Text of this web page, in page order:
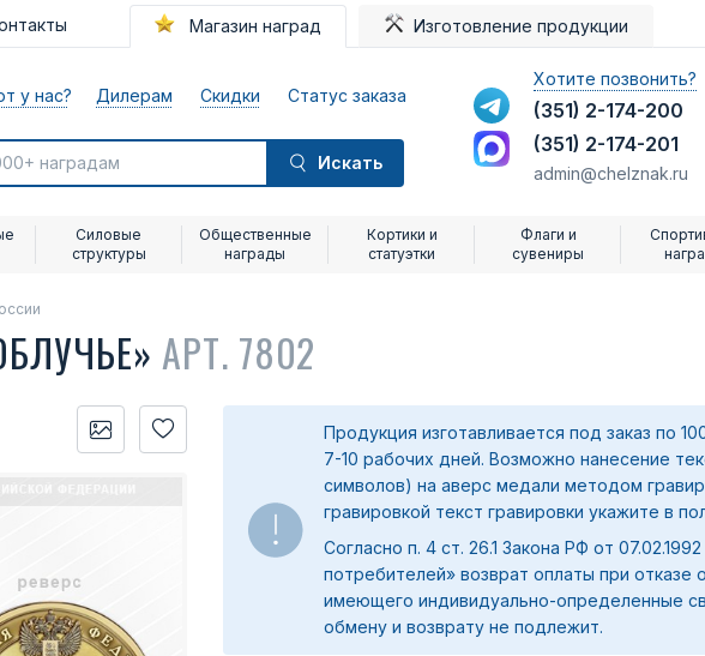
Магазин наград Изготовление продукции
у нас? Дилерам Скидки Статус заказа
Искать
Хотите позвонить?
(351) 2-174-200
(351) 2-174-201
admin@chelznak.ru
Силовые
структуры
Общественные
награды
Кортики и
статуэтки
Флаги и
сувениры
АРТ. 7802
Продукция изготавливается под заказ по
7-10 рабочих дней. Возможно нанесение
символов) на аверс медали методом
гравировкой текст гравировки укажите в
Согласно п. 4 ст. 26.1 Закона РФ от
потребителей» возврат оплаты при отказе
имеющего индивидуально-определенные
обмену и возврату не подлежит.